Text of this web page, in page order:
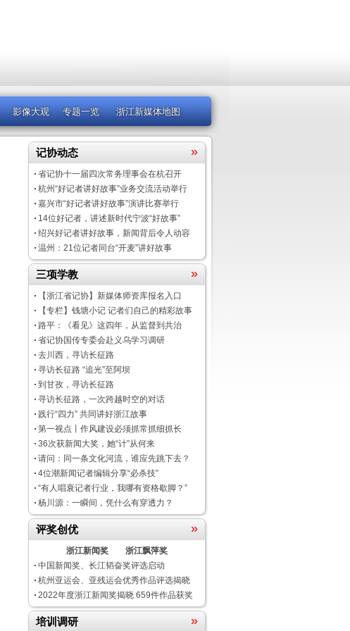
影像大观 专题一览 浙江新媒体地图
记协动态 »
省记协十一届四次常务理事会在杭召开
杭州“好记者讲好故事”业务交流活动举行
嘉兴市“好记者讲好故事”演讲比赛举行
14位好记者，讲述新时代宁波“好故事”
绍兴好记者讲好故事，新闻背后令人动容
温州：21位记者同台“开麦”讲好故事
三项学教 »
【浙江省记协】新媒体师资库报名入口
【专栏】钱塘小记 记者们自己的精彩故事
路平：《看见》这四年，从监督到共治
省记协国传专委会赴义乌学习调研
去川西，寻访长征路
寻访长征路 “追光”至阿坝
到甘孜，寻访长征路
寻访长征路，一次跨越时空的对话
践行“四力” 共同讲好浙江故事
第一视点丨作风建设必须抓常抓细抓长
36次获新闻大奖，她“计”从何来
请问：同一条文化河流，谁应先跳下去？
4位潮新闻记者编辑分享“必杀技”
“有人唱衰记者行业，我哪有资格歇脚？”
杨川源：一瞬间，凭什么有穿透力？
评奖创优 »
浙江新闻奖
浙江飘萍奖
中国新闻奖、长江韬奋奖评选启动
杭州亚运会、亚残运会优秀作品评选揭晓
2022年度浙江新闻奖揭晓 659件作品获奖
培训调研 »